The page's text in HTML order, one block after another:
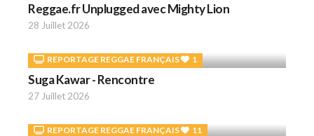
Reggae.fr Unplugged avec Mighty Lion
28 Juillet 2026
REPORTAGE REGGAE FRANÇAIS 1
Suga Kawar - Rencontre
27 Juillet 2026
REPORTAGE REGGAE FRANÇAIS 11